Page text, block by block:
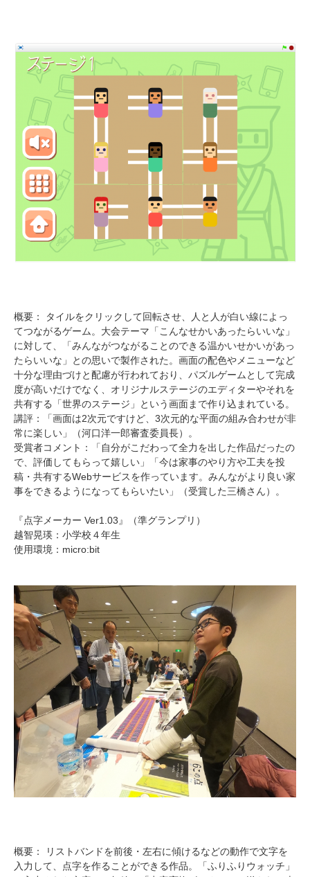
概要： タイルをクリックして回転させ、人と人が白い線によっ
てつながるゲーム。大会テーマ「こんなせかいあったらいいな」
に対して、「みんながつながることのできる温かいせかいがあっ
たらいいな」との思いで製作された。画面の配色やメニューなど
十分な理由づけと配慮が行われており、パズルゲームとして完成
度が高いだけでなく、オリジナルステージのエディターやそれを
共有する「世界のステージ」という画面まで作り込まれている。
講評：「画面は2次元ですけど、3次元的な平面の組み合わせが非
常に楽しい」（河口洋一郎審査委員長）。
受賞者コメント：「自分がこだわって全力を出した作品だったの
で、評価してもらって嬉しい」「今は家事のやり方や工夫を投
稿・共有するWebサービスを作っています。みんながより良い家
事をできるようになってもらいたい」（受賞した三橋さん）。
『点字メーカー Ver1.03』（準グランプリ）
越智晃瑛：小学校４年生
使用環境：micro:bit
概要： リストバンドを前後・左右に傾けるなどの動作で文字を
入力して、点字を作ることができる作品。「ふりふりウォッチ」